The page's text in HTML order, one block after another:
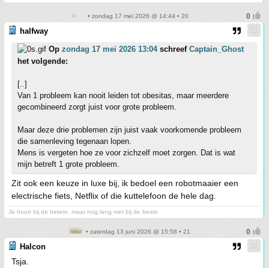
• zondag 17 mei 2026 @ 14:44 • 20
halfway
Op zondag 17 mei 2026 13:04schreef Captain_Ghost
het volgende:
[..]
Van 1 probleem kan nooit leiden tot obesitas, maar meerdere
gecombineerd zorgt juist voor grote probleem.
Maar deze drie problemen zijn juist vaak voorkomende probleem
die samenleving tegenaan lopen.
Mens is vergeten hoe ze voor zichzelf moet zorgen. Dat is wat
mijn betreft 1 grote probleem.
Zit ook een keuze in luxe bij, ik bedoel een robotmaaier een
electrische fiets, Netflix of die kuttelefoon de hele dag.
Je hoort bij de betere, maar nog lang niet bij de beste
• zaterdag 13 juni 2026 @ 15:58 • 21
Halcon
Tsja.